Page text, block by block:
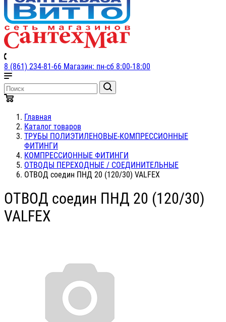
8 (861) 234-81-66 Магазин: пн-сб 8:00-18:00
Главная
Каталог товаров
ТРУБЫ ПОЛИЭТИЛЕНОВЫЕ-КОМПРЕССИОННЫЕ
ФИТИНГИ
КОМПРЕССИОННЫЕ ФИТИНГИ
ОТВОДЫ ПЕРЕХОДНЫЕ / СОЕДИНИТЕЛЬНЫЕ
ОТВОД соедин ПНД 20 (120/30) VALFEX
ОТВОД соедин ПНД 20 (120/30)
VALFEX